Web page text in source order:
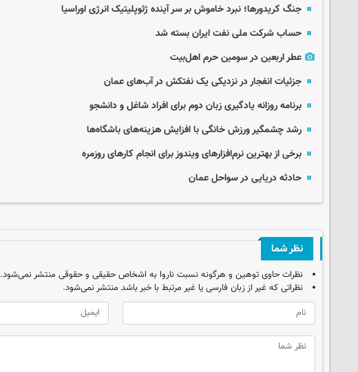
جنگ کریدورها؛ نبرد خاموش بر سر آینده ژئوپلیتیک انرژی اوراسیا
حساب‌ شرکت ملی نفت ایران بسته شد
عطر اربعین در سومین حرم اهل‌بیت
جزئیات انفجار در نزدیکی یک نفتکش در آب‌های عمان
برنامه روزانه یادگیری زبان دوم برای افراد شاغل و دانشجو
رشد چشمگیر ورزش خانگی با افزایش هزینه‌های باشگاه‌ها
برخی از بهترین نرم‌افزارهای ویندوز برای انجام کارهای روزمره
حادثه دریایی در سواحل عمان
نظر شما
نظرات حاوی توهین و هرگونه نسبت ناروا به اشخاص حقیقی و حقوقی منتشر نمی‌شود.
نظراتی که غیر از زبان فارسی یا غیر مرتبط با خبر باشد منتشر نمی‌شود.